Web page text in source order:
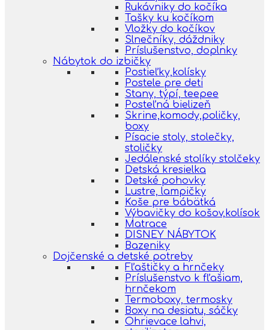
Rukávniky do kočíka
Tašky ku kočíkom
Vložky do kočíkov
Slnečníky, dáždniky
Príslušenstvo, doplnky
Nábytok do izbičky
Postieľky,kolísky
Postele pre deti
Stany, týpí, teepee
Posteľná bielizeň
Skrine,komody,poličky,
boxy
Písacie stoly, stolečky,
stoličky
Jedálenské stolíky stolčeky
Detská kresielka
Detské pohovky
Lustre, lampičky
Koše pre bábätká
Výbavičky do košov,kolísok
Matrace
DISNEY NÁBYTOK
Bazeniky
Dojčenské a detské potreby
Fľaštičky a hrnčeky
Príslušenstvo k fľašiam,
hrnčekom
Termoboxy, termosky
Boxy na desiatu, sáčky
Ohrievace lahvi,